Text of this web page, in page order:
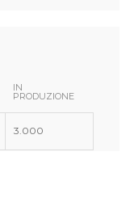
IN
PRODUZIONE
3.000